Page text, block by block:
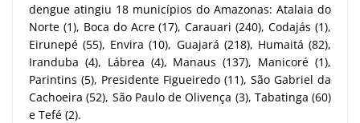
dengue atingiu 18 municípios do Amazonas: Atalaia do
Norte (1), Boca do Acre (17), Carauari (240), Codajás (1),
Eirunepé (55), Envira (10), Guajará (218), Humaitá (82),
Iranduba (4), Lábrea (4), Manaus (137), Manicoré (1),
Parintins (5), Presidente Figueiredo (11), São Gabriel da
Cachoeira (52), São Paulo de Olivença (3), Tabatinga (60)
e Tefé (2).